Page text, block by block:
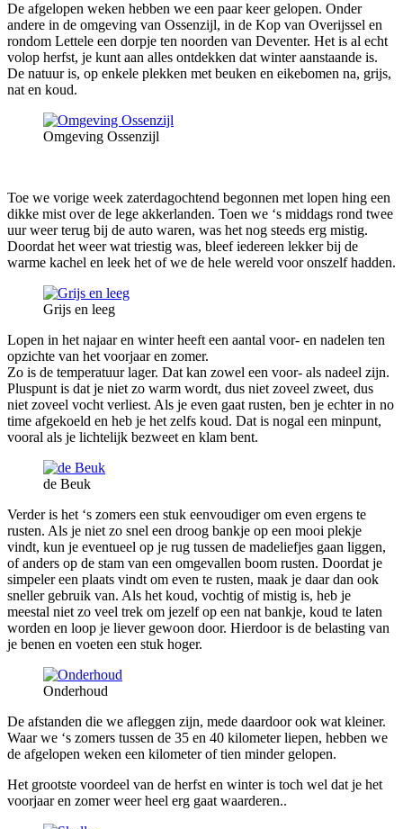
De afgelopen weken hebben we een paar keer gelopen. Onder
andere in de omgeving van Ossenzijl, in de Kop van Overijssel en
rondom Lettele een dorpje ten noorden van Deventer. Het is al echt
volop herfst, je kunt aan alles ontdekken dat winter aanstaande is.
De natuur is, op enkele plekken met beuken en eikebomen na, grijs,
nat en koud.
Omgeving Ossenzijl
Toe we vorige week zaterdagochtend begonnen met lopen hing een
dikke mist over de lege akkerlanden. Toen we ‘s middags rond twee
uur weer terug bij de auto waren, was het nog steeds erg mistig.
Doordat het weer wat triestig was, bleef iedereen lekker bij de
warme kachel en leek het of we de hele wereld voor onszelf hadden.
Grijs en leeg
Lopen in het najaar en winter heeft een aantal voor- en nadelen ten
opzichte van het voorjaar en zomer.
Zo is de temperatuur lager. Dat kan zowel een voor- als nadeel zijn.
Pluspunt is dat je niet zo warm wordt, dus niet zoveel zweet, dus
niet zoveel vocht verliest. Als je even gaat rusten, ben je echter in no
time afgekoeld en heb je het zelfs koud. Dat is nogal een minpunt,
vooral als je lichtelijk bezweet en klam bent.
de Beuk
Verder is het ‘s zomers een stuk eenvoudiger om even ergens te
rusten. Als je niet zo snel een droog bankje op een mooi plekje
vindt, kun je eventueel op je rug tussen de madeliefjes gaan liggen,
of anders op de stam van een omgevallen boom rusten. Doordat je
simpeler een plaats vindt om even te rusten, maak je daar dan ook
sneller gebruik van. Als het koud, vochtig of mistig is, heb je
meestal niet zo veel trek om jezelf op een nat bankje, koud te laten
worden en loop je liever gewoon door. Hierdoor is de belasting van
je benen en voeten een stuk hoger.
Onderhoud
De afstanden die we afleggen zijn, mede daardoor ook wat kleiner.
Waar we ‘s zomers tussen de 35 en 40 kilometer liepen, hebben we
de afgelopen weken een kilometer of tien minder gelopen.
Het grootste voordeel van de herfst en winter is toch wel dat je het
voorjaar en zomer weer heel erg gaat waarderen..